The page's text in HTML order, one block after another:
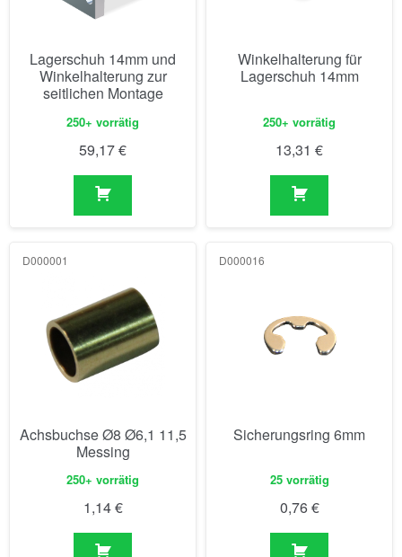
Lagerschuh 14mm und
Winkelhalterung zur
seitlichen Montage
250+ vorrätig
59,17€
Winkelhalterung für
Lagerschuh 14mm
250+ vorrätig
13,31 €
D000001
Achsbuchse Ø8 Ø6,1 11,5
Messing
250+ vorrätig
1,14€
D000016
Sicherungsring 6mm
25 vorrätig
0,76€